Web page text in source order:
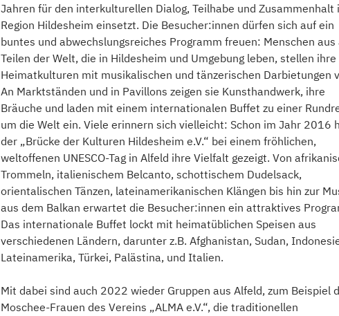
Jahren für den interkulturellen Dialog, Teilhabe und Zusammenhalt
Region Hildesheim einsetzt. Die Besucher:innen dürfen sich auf ein
buntes und abwechslungsreiches Programm freuen: Menschen aus
Teilen der Welt, die in Hildesheim und Umgebung leben, stellen ihre
Heimatkulturen mit musikalischen und tänzerischen Darbietungen
An Marktständen und in Pavillons zeigen sie Kunsthandwerk, ihre
Bräuche und laden mit einem internationalen Buffet zu einer
um die Welt ein. Viele erinnern sich vielleicht: Schon im Jahr 2016
der „Brücke der Kulturen Hildesheim e.V.“ bei einem fröhlichen,
weltoffenen UNESCO-Tag in Alfeld ihre Vielfalt gezeigt. Von
Trommeln, italienischem Belcanto, schottischem Dudelsack,
orientalischen Tänzen, lateinamerikanischen Klängen bis hin zur
aus dem Balkan erwartet die Besucher:innen ein attraktives
Das internationale Buffet lockt mit heimatüblichen Speisen aus
verschiedenen Ländern, darunter z.B. Afghanistan, Sudan,
Lateinamerika, Türkei, Palästina, und Italien.
Mit dabei sind auch 2022 wieder Gruppen aus Alfeld, zum Beispiel
Moschee-Frauen des Vereins „ALMA e.V.“, die traditionellen